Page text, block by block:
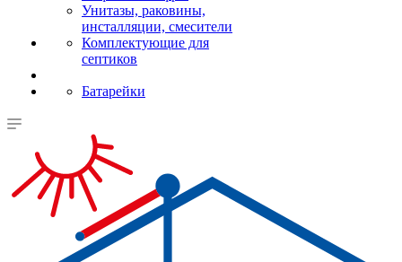
Унитазы, раковины,
инсталляции, смесители
Комплектующие для
септиков
Батарейки